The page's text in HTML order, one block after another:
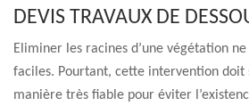
DEVIS TRAVAUX DE
Eliminer les racines d’une végétation
faciles. Pourtant, cette intervention doit
manière très fiable pour éviter